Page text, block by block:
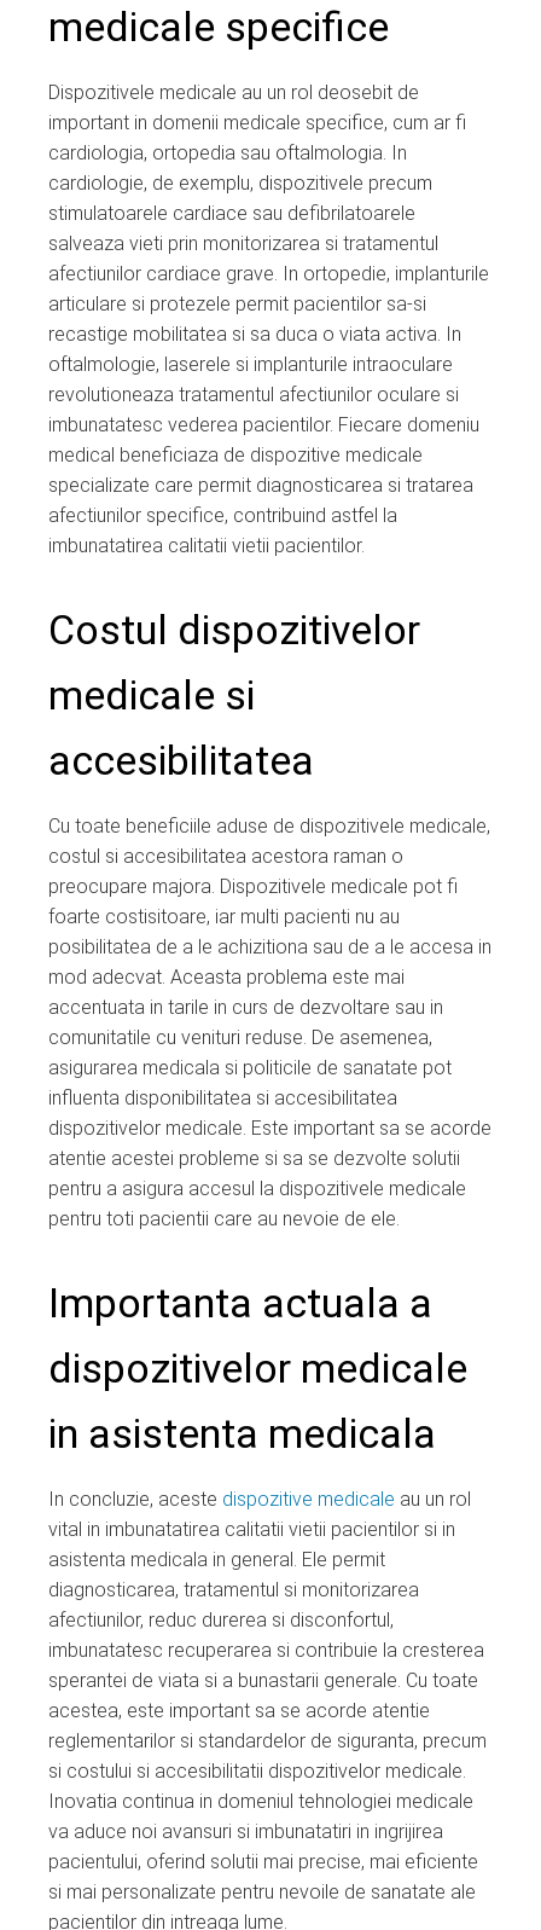
medicale specifice
Dispozitivele medicale au un rol deosebit de
important in domenii medicale specifice, cum ar fi
cardiologia, ortopedia sau oftalmologia. In
cardiologie, de exemplu, dispozitivele precum
stimulatoarele cardiace sau defibrilatoarele
salveaza vieti prin monitorizarea si tratamentul
afectiunilor cardiace grave. In ortopedie, implanturile
articulare si protezele permit pacientilor sa-si
recastige mobilitatea si sa duca o viata activa. In
oftalmologie, laserele si implanturile intraoculare
revolutioneaza tratamentul afectiunilor oculare si
imbunatatesc vederea pacientilor. Fiecare domeniu
medical beneficiaza de dispozitive medicale
specializate care permit diagnosticarea si tratarea
afectiunilor specifice, contribuind astfel la
imbunatatirea calitatii vietii pacientilor.
Costul dispozitivelor
medicale si
accesibilitatea
Cu toate beneficiile aduse de dispozitivele medicale,
costul si accesibilitatea acestora raman o
preocupare majora. Dispozitivele medicale pot fi
foarte costisitoare, iar multi pacienti nu au
posibilitatea de a le achizitiona sau de a le accesa in
mod adecvat. Aceasta problema este mai
accentuata in tarile in curs de dezvoltare sau in
comunitatile cu venituri reduse. De asemenea,
asigurarea medicala si politicile de sanatate pot
influenta disponibilitatea si accesibilitatea
dispozitivelor medicale. Este important sa se acorde
atentie acestei probleme si sa se dezvolte solutii
pentru a asigura accesul la dispozitivele medicale
pentru toti pacientii care au nevoie de ele.
Importanta actuala a
dispozitivelor medicale
in asistenta medicala
In concluzie, aceste dispozitive medicale au un rol
vital in imbunatatirea calitatii vietii pacientilor si in
asistenta medicala in general. Ele permit
diagnosticarea, tratamentul si monitorizarea
afectiunilor, reduc durerea si disconfortul,
imbunatatesc recuperarea si contribuie la cresterea
sperantei de viata si a bunastarii generale. Cu toate
acestea, este important sa se acorde atentie
reglementarilor si standardelor de siguranta, precum
si costului si accesibilitatii dispozitivelor medicale.
Inovatia continua in domeniul tehnologiei medicale
va aduce noi avansuri si imbunatatiri in ingrijirea
pacientului, oferind solutii mai precise, mai eficiente
si mai personalizate pentru nevoile de sanatate ale
pacientilor din intreaga lume.